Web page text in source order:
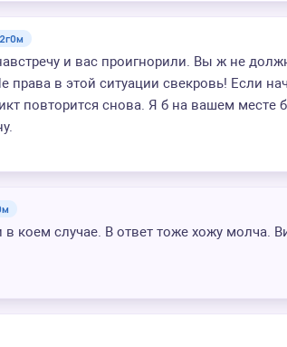
2г0м
и вас проигнорили. Вы ж не
права в этой ситуации свекровь! Если
повторится снова. Я б на вашем месте
в коем случае. В ответ тоже хожу молча.